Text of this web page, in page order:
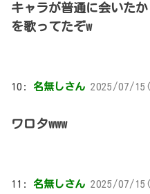
キャラが普通に会いたか
を歌ってたぞw
10: 名無しさん 2025/07/
ワロタwww
11: 名無しさん 2025/07/